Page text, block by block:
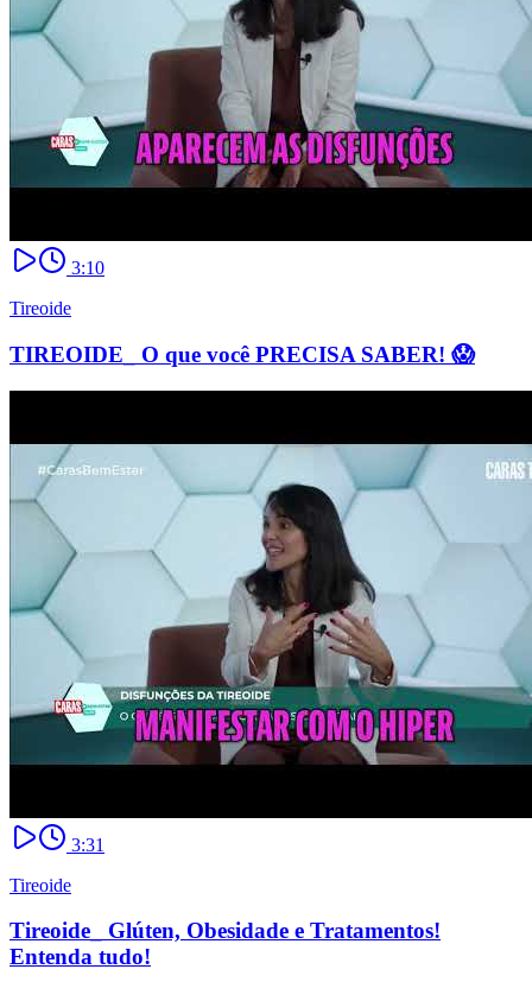
3:10
Tireoide
TIREOIDE_ O que você PRECISA SABER! 😱
3:31
Tireoide
Tireoide_ Glúten, Obesidade e Tratamentos!
Entenda tudo!